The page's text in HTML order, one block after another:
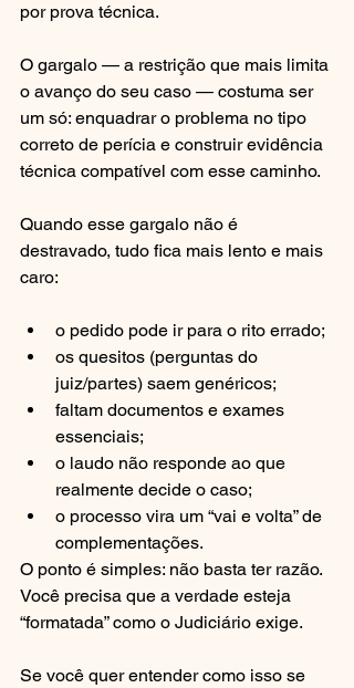
por prova técnica.
O gargalo — a restrição que mais limita
o avanço do seu caso — costuma ser
um só: enquadrar o problema no tipo
correto de perícia e construir evidência
técnica compatível com esse caminho.
Quando esse gargalo não é
destravado, tudo fica mais lento e mais
caro:
o pedido pode ir para o rito errado;
os quesitos (perguntas do
juiz/partes) saem genéricos;
faltam documentos e exames
essenciais;
o laudo não responde ao que
realmente decide o caso;
o processo vira um “vai e volta” de
complementações.
O ponto é simples: não basta ter razão.
Você precisa que a verdade esteja
“formatada” como o Judiciário exige.
Se você quer entender como isso se